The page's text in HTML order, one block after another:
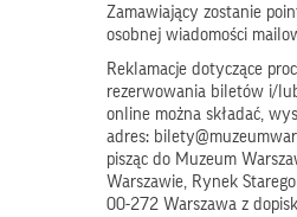
Zamawiający zostanie
osobnej wiadomości
Reklamacje dotyczące
rezerwowania biletów i/
online można składać,
adres:
pisząc do Muzeum
Warszawie, Rynek
00-272 Warszawa z